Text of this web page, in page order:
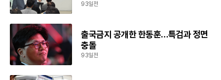
93일전
출국금지 공개한 한동훈…특검과 정면
충돌
93일전